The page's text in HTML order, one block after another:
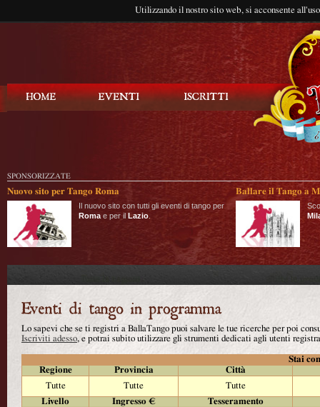
Utilizzando il nostro sito web, si acconsente
SPONSORIZZATE
Nuovo sito per Tango Roma
Il nuovo sito con tutti gli eventi di tango per
Roma e per il Lazio
Ballare il Tango a
Lo sapevi che se ti registri a BallaTango puoi salvare le tue ricerche per poi
Iscriviti adesso, e potrai subito utilizzare gli strumenti dedicati agli utenti
Stai
Regione
Provincia
Città
Tutte
Tutte
Tutte
Livello
Ingresso €
Tesseramento